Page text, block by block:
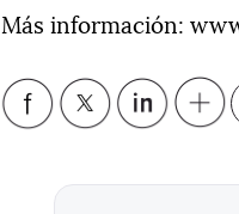
Más información: